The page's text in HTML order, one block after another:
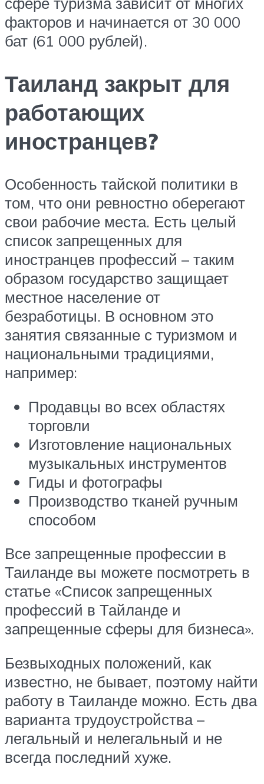
факторов и начинается от 30 000
бат (61 000 рублей).
Таиланд закрыт для
работающих
иностранцев?
Особенность тайской политики в
том, что они ревностно оберегают
свои рабочие места. Есть целый
список запрещенных для
иностранцев профессий – таким
образом государство защищает
местное население от
безработицы. В основном это
занятия связанные с туризмом и
национальными традициями,
например:
Продавцы во всех областях
торговли
Изготовление национальных
музыкальных инструментов
Гиды и фотографы
Производство тканей ручным
способом
Все запрещенные профессии в
Таиланде вы можете посмотреть в
статье «Список запрещенных
профессий в Тайланде и
запрещенные сферы для бизнеса».
Безвыходных положений, как
известно, не бывает, поэтому найти
работу в Таиланде можно. Есть два
варианта трудоустройства –
легальный и нелегальный и не
всегда последний хуже.